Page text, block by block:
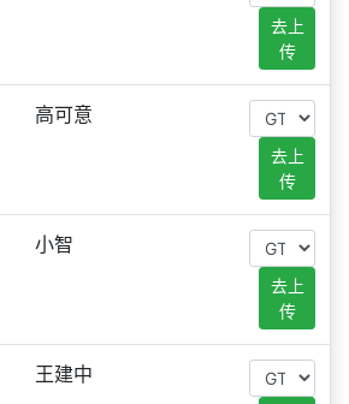
去上
传
高可意
去上
传
小智
去上
传
王建中